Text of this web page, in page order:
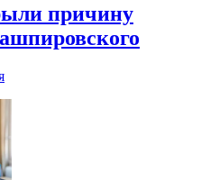
причину